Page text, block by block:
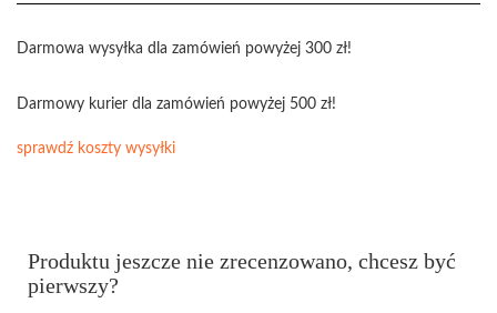
Darmowa wysyłka dla zamówień powyżej 300 zł!
Darmowy kurier dla zamówień powyżej 500 zł!
sprawdź koszty wysyłki
Produktu jeszcze nie zrecenzowano, chcesz być
pierwszy?